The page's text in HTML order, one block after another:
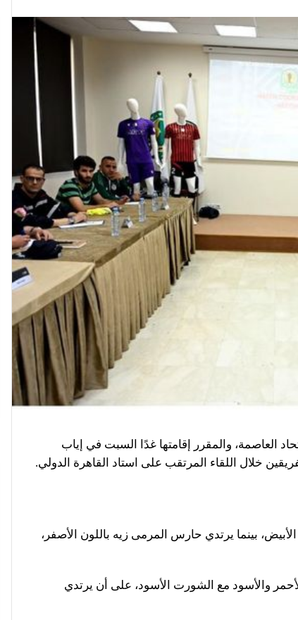
العاصمة، والمقرر إقامتها غدًا السبت في إياب
خلال اللقاء المرتقب على استاد القاهرة الدولي.
بينما يرتدي حارس المرمى زيه باللون الأصفر،
والأسود مع الشورت الأسود، على أن يرتدي